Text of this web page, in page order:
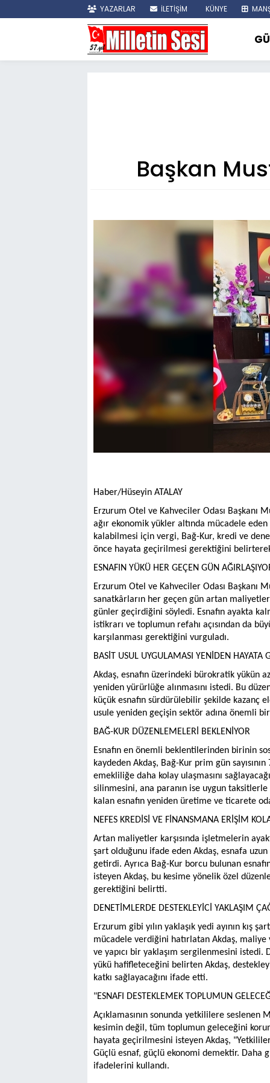
YAZARLAR İLETİŞİM KÜNYE
Başkan
Haber/Hüseyin ATALAY
Erzurum Otel ve Kahveciler Odası Başkanı
ağır ekonomik yükler altında mücadele eden
kalabilmesi için vergi, Bağ-Kur, kredi ve
önce hayata geçirilmesi gerektiğini
ESNAFIN YÜKÜ HER GEÇEN GÜN
Erzurum Otel ve Kahveciler Odası Başkanı
sanatkârların her geçen gün artan
günler geçirdiğini söyledi. Esnafın ayakta
istikrarı ve toplumun refahı açısından da
karşılanması gerektiğini vurguladı.
BASİT USUL UYGULAMASI YENİDEN HAYATA
Akdaş, esnafın üzerindeki bürokratik yükün
yeniden yürürlüğe alınmasını istedi. Bu
küçük esnafın sürdürülebilir şekilde kazanç
usule yeniden geçişin sektör adına önemli
BAĞ-KUR DÜZENLEMELERİ BEKLENİYOR
Esnafın en önemli beklentilerinden birinin
kaydeden Akdaş, Bağ-Kur prim gün
emekliliğe daha kolay ulaşmasını
silinmesini, ana paranın ise uygun taksitlerle
kalan esnafın yeniden üretime ve ticarete
NEFES KREDİSİ VE FİNANSMANA ERİŞİM
Artan maliyetler karşısında işletmelerin
şart olduğunu ifade eden Akdaş, esnafa
getirdi. Ayrıca Bağ-Kur borcu bulunan
isteyen Akdaş, bu kesime yönelik özel
gerektiğini belirtti.
DENETİMLERDE DESTEKLEYİCİ YAKLAŞIM
Erzurum gibi yılın yaklaşık yedi ayının kış
mücadele verdiğini hatırlatan Akdaş,
ve yapıcı bir yaklaşım sergilenmesini istedi.
yükü hafifleteceğini belirten Akdaş,
katkı sağlayacağını ifade etti.
"ESNAFI DESTEKLEMEK TOPLUMUN
Açıklamasının sonunda yetkililere seslenen
kesimin değil, tüm toplumun geleceğini
hayata geçirilmesini isteyen Akdaş,
Güçlü esnaf, güçlü ekonomi demektir.
ifadelerini kullandı.